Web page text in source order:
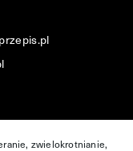
zwielokrotnianie,